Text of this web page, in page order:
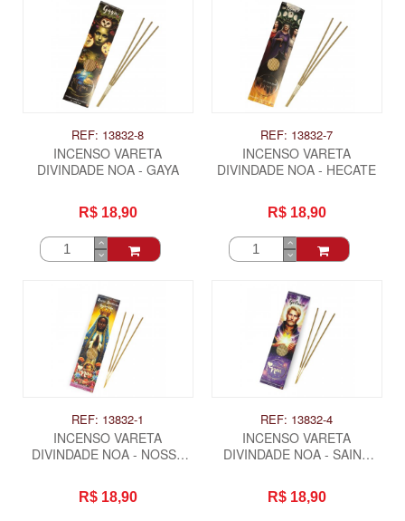
REF: 13832-8
INCENSO VARETA
DIVINDADE NOA - GAYA
R$ 18,90
REF: 13832-7
INCENSO VARETA
DIVINDADE NOA - HECATE
R$ 18,90
REF: 13832-1
INCENSO VARETA
DIVINDADE NOA - NOSSA
R$ 18,90
REF: 13832-4
INCENSO VARETA
DIVINDADE NOA - SAINT
R$ 18,90